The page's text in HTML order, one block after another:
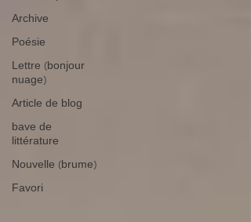
Archive
Poésie
Lettre (bonjour
nuage)
Article de blog
bave de
littérature
Nouvelle (brume)
Favori